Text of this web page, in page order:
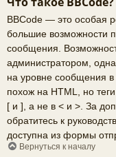
BBCode — это особая
большие возможности
сообщения.
администратором,
на уровне сообщения
похож на HTML, но
[ и ], а не в < и >. За
обратитесь к
доступна из формы
Вернуться к началу